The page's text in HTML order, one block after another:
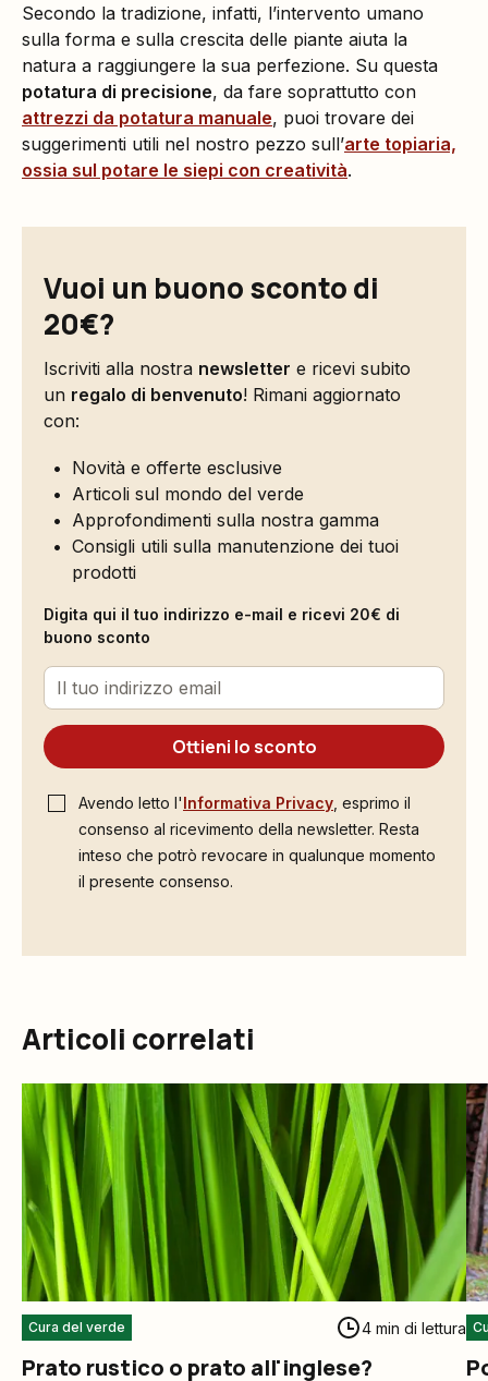
Secondo la tradizione, infatti, l’intervento umano
sulla forma e sulla crescita delle piante aiuta la
natura a raggiungere la sua perfezione. Su questa
potatura di precisione, da fare soprattutto con
attrezzi da potatura manuale, puoi trovare dei
suggerimenti utili nel nostro pezzo sull’arte topiaria,
ossia sul potare le siepi con creatività.
Vuoi un buono sconto di
20€?
Iscriviti alla nostra newsletter e ricevi subito
un regalo di benvenuto! Rimani aggiornato
con:
Novità e offerte esclusive
Articoli sul mondo del verde
Approfondimenti sulla nostra gamma
Consigli utili sulla manutenzione dei tuoi
prodotti
Digita qui il tuo indirizzo e-mail e ricevi 20€ di
buono sconto
Ottieni lo sconto
Avendo letto l'Informativa Privacy , esprimo il
consenso al ricevimento della newsletter. Resta
inteso che potrò revocare in qualunque momento
il presente consenso.
Articoli correlati
Cura del verde 4 min di lettura
Prato rustico o prato all'inglese?